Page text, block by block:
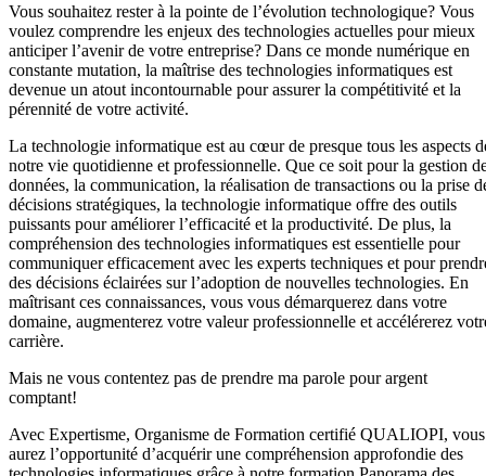
Vous souhaitez rester à la pointe de l’évolution technologique? Vous
voulez comprendre les enjeux des technologies actuelles pour mieux
anticiper l’avenir de votre entreprise? Dans ce monde numérique en
constante mutation, la maîtrise des technologies informatiques est
devenue un atout incontournable pour assurer la compétitivité et la
pérennité de votre activité.
La technologie informatique est au cœur de presque tous les aspects
notre vie quotidienne et professionnelle. Que ce soit pour la gestion
données, la communication, la réalisation de transactions ou la prise
décisions stratégiques, la technologie informatique offre des outils
puissants pour améliorer l’efficacité et la productivité. De plus, la
compréhension des technologies informatiques est essentielle pour
communiquer efficacement avec les experts techniques et pour
des décisions éclairées sur l’adoption de nouvelles technologies. En
maîtrisant ces connaissances, vous vous démarquerez dans votre
domaine, augmenterez votre valeur professionnelle et accélérerez
carrière.
Mais ne vous contentez pas de prendre ma parole pour argent
comptant!
Avec Expertisme, Organisme de Formation certifié QUALIOPI, vous
aurez l’opportunité d’acquérir une compréhension approfondie des